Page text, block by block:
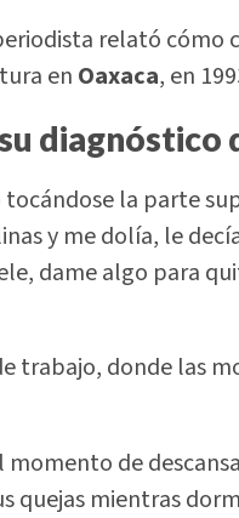
relató cómo
en Oaxaca, en
diagnóstico
la parte
y me dolía, le
dame algo para
trabajo, donde las
momento de
quejas mientras